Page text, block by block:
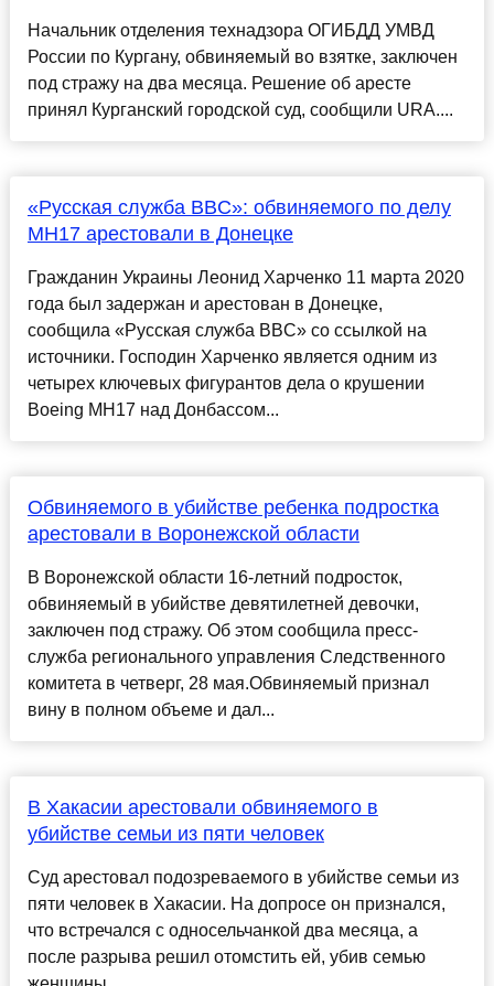
Начальник отделения технадзора ОГИБДД УМВД
России по Кургану, обвиняемый во взятке, заключен
под стражу на два месяца. Решение об аресте
принял Курганский городской суд, сообщили URA....
«Русская служба BBC»: обвиняемого по делу
MH17 арестовали в Донецке
Гражданин Украины Леонид Харченко 11 марта 2020
года был задержан и арестован в Донецке,
сообщила «Русская служба BBC» со ссылкой на
источники. Господин Харченко является одним из
четырех ключевых фигурантов дела о крушении
Boeing MH17 над Донбассом...
Обвиняемого в убийстве ребенка подростка
арестовали в Воронежской области
В Воронежской области 16-летний подросток,
обвиняемый в убийстве девятилетней девочки,
заключен под стражу. Об этом сообщила пресс-
служба регионального управления Следственного
комитета в четверг, 28 мая.Обвиняемый признал
вину в полном объеме и дал...
В Хакасии арестовали обвиняемого в
убийстве семьи из пяти человек
Суд арестовал подозреваемого в убийстве семьи из
пяти человек в Хакасии. На допросе он признался,
что встречался с односельчанкой два месяца, а
после разрыва решил отомстить ей, убив семью